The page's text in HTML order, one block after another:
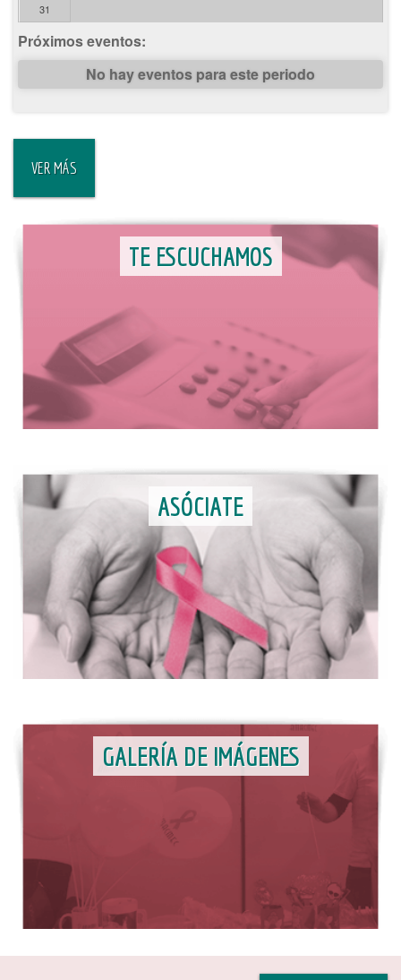
31
Próximos eventos:
No hay eventos para este periodo
VER MÁS
TE ESCUCHAMOS
ASÓCIATE
GALERÍA DE IMÁGENES